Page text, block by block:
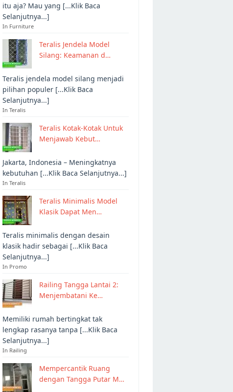
itu aja? Mau yang [...Klik Baca
Selanjutnya...]
In Furniture
Teralis Jendela Model
Silang: Keamanan d…
Teralis jendela model silang menjadi
pilihan populer [...Klik Baca
Selanjutnya...]
In Teralis
Teralis Kotak-Kotak Untuk
Menjawab Kebut…
Jakarta, Indonesia – Meningkatnya
kebutuhan [...Klik Baca Selanjutnya...]
In Teralis
Teralis Minimalis Model
Klasik Dapat Men…
Teralis minimalis dengan desain
klasik hadir sebagai [...Klik Baca
Selanjutnya...]
In Promo
Railing Tangga Lantai 2:
Menjembatani Ke…
Memiliki rumah bertingkat tak
lengkap rasanya tanpa [...Klik Baca
Selanjutnya...]
In Railing
Mempercantik Ruang
dengan Tangga Putar M…